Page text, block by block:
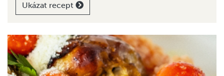
Ukázat recept